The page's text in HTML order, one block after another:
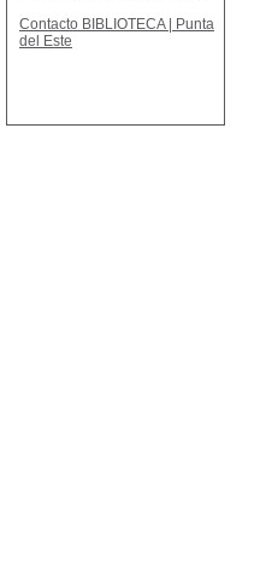
Contacto BIBLIOTECA | Punta
del Este